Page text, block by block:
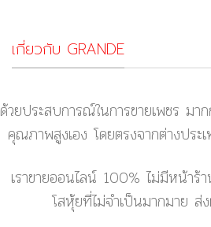
เกี่ยวกับ GRANDE
ด้วยประสบการณ์ในการขายเพชร มา
คุณภาพสูงเอง โดยตรงจากต่างประ
เราขายออนไลน์ 100% ไม่มีหน้าร้
โสหุ้ยที่ไม่จำเป็นมากมาย ส่